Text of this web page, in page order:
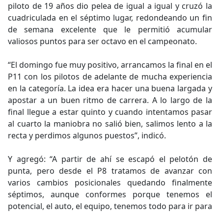
piloto de 19 años dio pelea de igual a igual y cruzó la
cuadriculada en el séptimo lugar, redondeando un fin
de semana excelente que le permitió acumular
valiosos puntos para ser octavo en el campeonato.
“El domingo fue muy positivo, arrancamos la final en el
P11 con los pilotos de adelante de mucha experiencia
en la categoría. La idea era hacer una buena largada y
apostar a un buen ritmo de carrera. A lo largo de la
final llegue a estar quinto y cuando intentamos pasar
al cuarto la maniobra no salió bien, salimos lento a la
recta y perdimos algunos puestos”, indicó.
Y agregó: “A partir de ahí se escapó el pelotón de
punta, pero desde el P8 tratamos de avanzar con
varios cambios posicionales quedando finalmente
séptimos, aunque conformes porque tenemos el
potencial, el auto, el equipo, tenemos todo para ir para